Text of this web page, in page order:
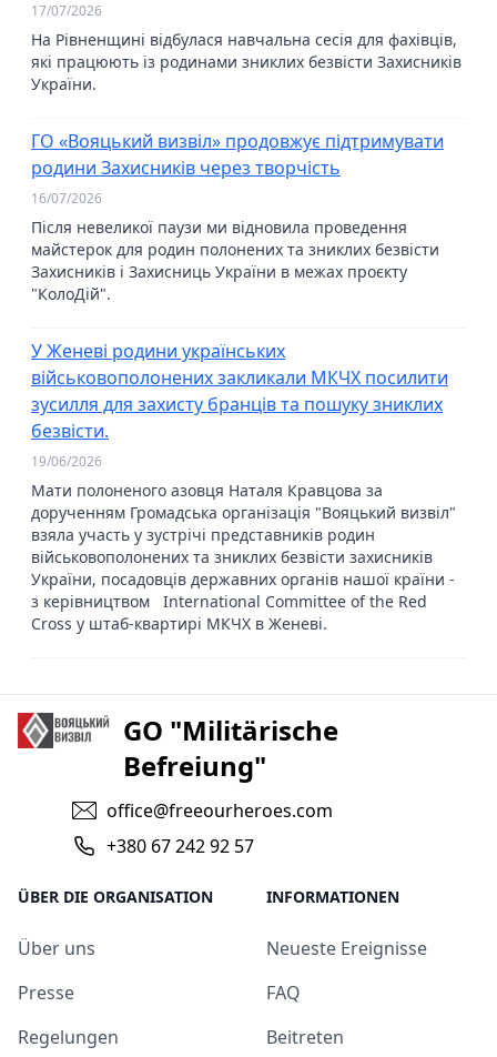
17/07/2026
На Рівненщині відбулася навчальна сесія для фахівців,
які працюють із родинами зниклих безвісти Захисників
України.
ГО «Вояцький визвіл» продовжує підтримувати
родини Захисників через творчість
16/07/2026
Після невеликої паузи ми відновила проведення
майстерок для родин полонених та зниклих безвісти
Захисників і Захисниць України в межах проєкту
"КолоДій".
У Женеві родини українських
військовополонених закликали МКЧХ посилити
зусилля для захисту бранців та пошуку зниклих
безвісти.
19/06/2026
Мати полоненого азовця Наталя Кравцова за
дорученням Громадська організація "Вояцький визвіл"
взяла участь у зустрічі представників родин
військовополонених та зниклих безвісти захисників
України, посадовців державних органів нашої країни -
з керівництвом International Committee of the Red
Cross у штаб-квартирі МКЧХ в Женеві.
GO "Militärische
Befreiung"
office@freeourheroes.com
+380 67 242 92 57
ÜBER DIE ORGANISATION
Über uns
Presse
Regelungen
INFORMATIONEN
Neueste Ereignisse
FAQ
Beitreten